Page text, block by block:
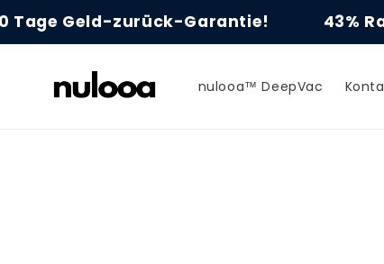
zum
Inhalt
Geld-zurück-Garantie! 43%
nulooa™ DeepVac